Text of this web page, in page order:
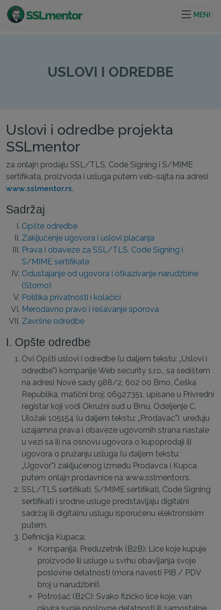
projekte.
MENI
USLOVI I ODREDBE
Uslovi i odredbe projekta
SSLmentor
za onlajn prodaju SSL/TLS, Code Signing i S/MIME
sertifikata, proizvoda i usluga putem veb-sajta na adresi
www.sslmentor.rs.
Sadržaj
Opšte odredbe
Zaključenje ugovora i uslovi plaćanja
Prava i obaveze za SSL/TLS, Code Signing i
S/MIME sertifikate
Odustajanje od ugovora i otkazivanje narudžbine
(Storno)
Politika privatnosti i kolačići
Merodavno pravo i rešavanje sporova
Završne odredbe
I. Opšte odredbe
Ovi Opšti uslovi i odredbe (u daljem tekstu: „Uslovi i
odredbe") kompanije Web security s.r.o., sa sedištem
na adresi Nové sady 988/2, 602 00 Brno, Češka
Republika, matični broj: 06927351, upisane u Privredni
registar koji vodi Okružni sud u Brnu, Odeljenje C,
Uložak 105154 (u daljem tekstu: „Prodavac"), uređuju
uzajamna prava i obaveze ugovornih strana nastale
u vezi sa ili na osnovu ugovora o kupoprodaji ili
ugovora o pružanju usluga (u daljem tekstu:
„Ugovor") zaključenog između Prodavca i Kupca
putem onlajn prodavnice na www.sslmentor.rs.
SSL/TLS sertifikati, S/MIME sertifikati, Code Signing
sertifikati i srodne usluge predstavljaju digitalni
sadržaj ili digitalnu uslugu isporučenu elektronskim
putem.
Definicija Kupaca:
Kompanija, Preduzetnik (B2B): Lice koje kupuje
proizvode ili usluge u svrhu obavljanja svoje
poslovne delatnosti (mora navesti PIB / PDV
broj u narudžbini).
Potrošač (B2C): Svako fizičko lice koje, van